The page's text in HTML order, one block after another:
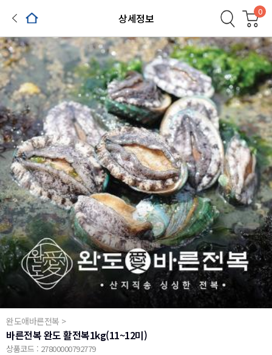
상세정보 0
완도애바른전복 >
바른전복 완도 활전복1kg(11~12미)
상품코드 : 27800000792779